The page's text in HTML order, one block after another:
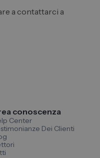
a contattarci a
conoscenza
Center
Dei Clienti